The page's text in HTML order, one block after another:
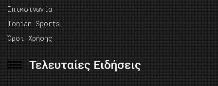
Επικοινωνία
Ionian Sports
Όροι Χρήσης
Τελευταίες Ειδήσεις